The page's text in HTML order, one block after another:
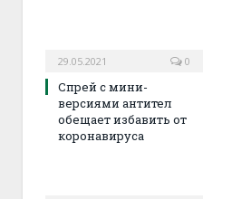
29.05.2021 0
Спрей с мини-
версиями антител
обещает избавить от
коронавируса